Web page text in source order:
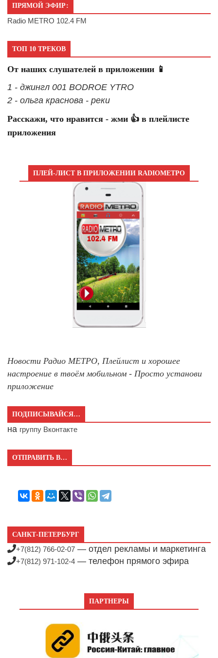
ПРЯМОЙ ЭФИР:
Radio METRO 102.4 FM
ТОП 10 ТРЕКОВ
От наших слушателей в приложении 📱
1 - джингл 001 BODROE YTRO
2 - ольга краснова - реки
Расскажи, что нравится - жми 👍 в плейлисте
приложения
ПЛЕЙ-ЛИСТ В ПРИЛОЖЕНИИ RADIOМЕТРО
Новости Радио МЕТРО, Плейлист и хорошее
настроение в твоём мобильном - Просто установи
приложение
ПОДПИСЫВАЙСЯ…
на группу Вконтакте
ОТПРАВИТЬ В…
САНКТ-ПЕТЕРБУРГ
+7(812) 766-02-07 — отдел рекламы и маркетинга
+7(812) 971-102-4 — телефон прямого эфира
ПАРТНЕРЫ